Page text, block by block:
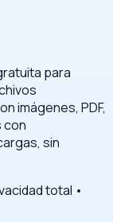
para
imágenes, PDF,
con
sin
total •